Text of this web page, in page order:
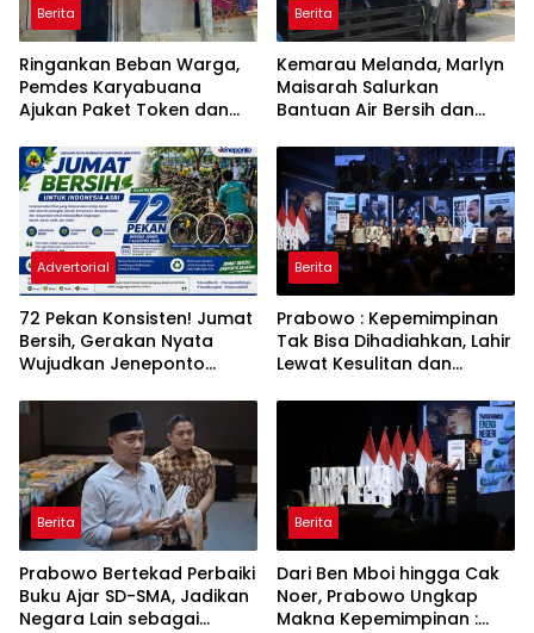
Berita
Ringankan Beban Warga,
Pemdes Karyabuana
Ajukan Paket Token dan
PLN
Berita
Kemarau Melanda, Marlyn
Maisarah Salurkan
Bantuan Air Bersih dan
Babakan Madang
Advertorial
72 Pekan Konsisten! Jumat
Bersih, Gerakan Nyata
Wujudkan Jeneponto
ASRI
Berita
Prabowo : Kepemimpinan
Tak Bisa Dihadiahkan, Lahir
Lewat Kesulitan dan
Berita
Prabowo Bertekad Perbaiki
Buku Ajar SD-SMA, Jadikan
Negara Lain sebagai
Berita
Dari Ben Mboi hingga Cak
Noer, Prabowo Ungkap
Makna Kepemimpinan :